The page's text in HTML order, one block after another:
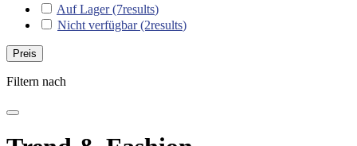
Auf Lager(7results)
Nicht verfügbar(2results)
Preis
Filtern nach